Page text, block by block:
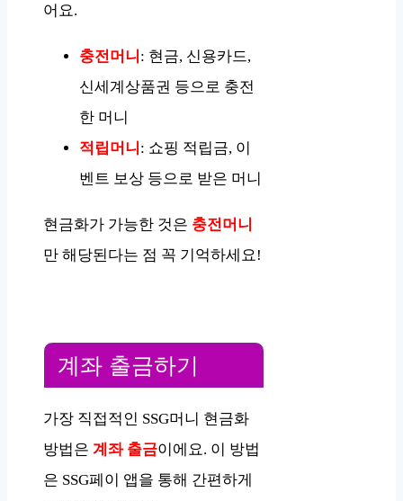
어요.
충전머니 : 현금, 신용카드,
신세계상품권 등으로 충전
한 머니
적립머니 : 쇼핑 적립금, 이
벤트 보상 등으로 받은 머니
현금화가 가능한 것은 충전머니
만 해당된다는 점 꼭 기억하세요!
계좌 출금하기
가장 직접적인 SSG머니 현금화
방법은 계좌 출금이에요. 이 방법
은 SSG페이 앱을 통해 간편하게